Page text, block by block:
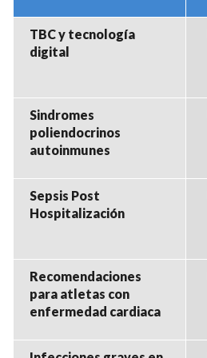
TBC y tecnología
digital
Sindromes
poliendocrinos
autoinmunes
Sepsis Post
Hospitalización
Recomendaciones
para atletas con
enfermedad cardiaca